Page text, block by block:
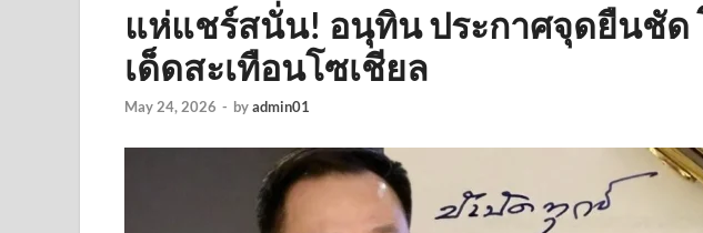
แห่แชร์สนั่น! อนุทิน ประกาศจุดยืนชัด
เด็ดสะเทือนโซเชียล
May 24, 2026 - byadmin01